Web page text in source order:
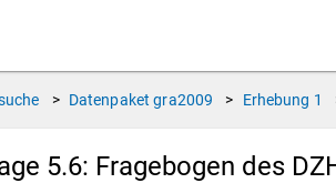
> Datenpaket gra2009 > Erhebung 1
5.6: Fragebogen des